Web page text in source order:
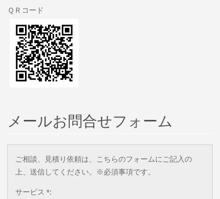
ＱＲコード
メールお問合せフォーム
ご相談、見積り依頼は、こちらのフォームにご記入の
上、送信してください。※必須事項です。
サービス *: